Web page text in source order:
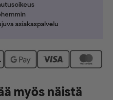
asiakaspalvelu
myös näistä